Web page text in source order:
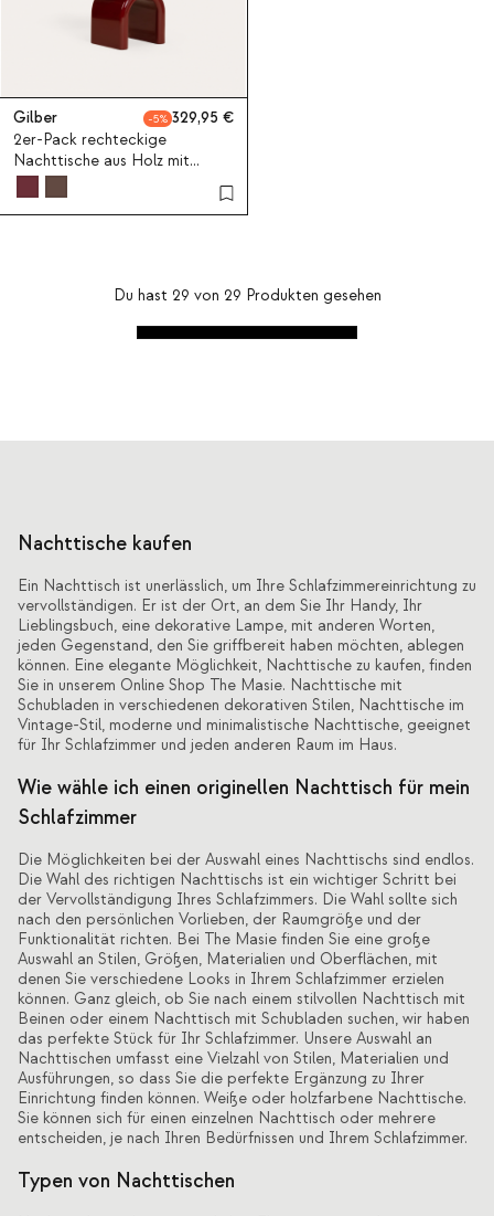
Gilber 5
329,95
2er-Pack rechteckige
Nachttische aus Holz mit
Schubladen 50x40 cm Gilber
Du hast 29 von 29 Produkten gesehen
Nachttische kaufen
Ein Nachttisch ist unerlässlich, um Ihre Schlafzimmereinrichtung zu
vervollständigen. Er ist der Ort, an dem Sie Ihr Handy, Ihr
Lieblingsbuch, eine dekorative Lampe, mit anderen Worten,
jeden Gegenstand, den Sie griffbereit haben möchten, ablegen
können. Eine elegante Möglichkeit, Nachttische zu kaufen, finden
Sie in unserem Online Shop The Masie. Nachttische mit
Schubladen in verschiedenen dekorativen Stilen, Nachttische im
Vintage-Stil, moderne und minimalistische Nachttische, geeignet
für Ihr Schlafzimmer und jeden anderen Raum im Haus.
Wie wähle ich einen originellen Nachttisch für mein
Schlafzimmer
Die Möglichkeiten bei der Auswahl eines Nachttischs sind endlos.
Die Wahl des richtigen Nachttischs ist ein wichtiger Schritt bei
der Vervollständigung Ihres Schlafzimmers. Die Wahl sollte sich
nach den persönlichen Vorlieben, der Raumgröße und der
Funktionalität richten. Bei The Masie finden Sie eine große
Auswahl an Stilen, Größen, Materialien und Oberflächen, mit
denen Sie verschiedene Looks in Ihrem Schlafzimmer erzielen
können. Ganz gleich, ob Sie nach einem stilvollen Nachttisch mit
Beinen oder einem Nachttisch mit Schubladen suchen, wir haben
das perfekte Stück für Ihr Schlafzimmer. Unsere Auswahl an
Nachttischen umfasst eine Vielzahl von Stilen, Materialien und
Ausführungen, so dass Sie die perfekte Ergänzung zu Ihrer
Einrichtung finden können. Weiße oder holzfarbene Nachttische.
Sie können sich für einen einzelnen Nachttisch oder mehrere
entscheiden, je nach Ihren Bedürfnissen und Ihrem Schlafzimmer.
Typen von Nachttischen